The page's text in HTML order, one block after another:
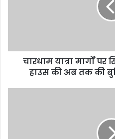
चारधाम यात्रा मार्गों
हाउस की अब तक की